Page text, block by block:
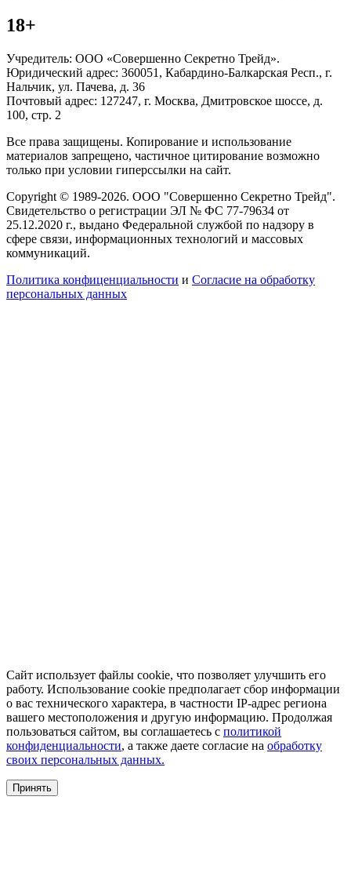
18+
Учредитель: ООО «Совершенно Секретно Трейд».
Юридический адрес: 360051, Кабардино-Балкарская Респ., г.
Нальчик, ул. Пачева, д. 36
Почтовый адрес: 127247, г. Москва, Дмитровское шоссе, д.
100, стр. 2
Все права защищены. Копирование и использование
материалов запрещено, частичное цитирование возможно
только при условии гиперссылки на сайт.
Copyright © 1989-2026. ООО "Совершенно Секретно Трейд".
Свидетельство о регистрации ЭЛ № ФС 77-79634 от
25.12.2020 г., выдано Федеральной службой по надзору в
сфере связи, информационных технологий и массовых
коммуникаций.
Политика конфиценциальности и Согласие на обработку
персональных данных
Сайт использует файлы cookie, что позволяет улучшить его
работу. Использование cookie предполагает сбор информации
о вас технического характера, в частности IP-адрес региона
вашего местоположения и другую информацию. Продолжая
пользоваться сайтом, вы соглашаетесь с политикой
конфиденциальности, а также даете согласие на обработку
своих персональных данных.
Принять